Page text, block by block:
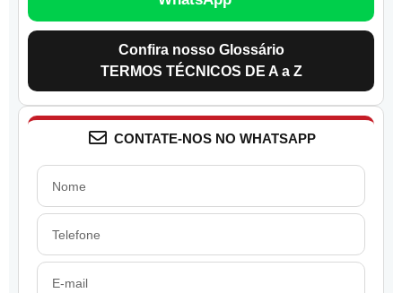
Confira nosso Glossário
TERMOS TÉCNICOS DE A a Z
CONTATE-NOS NO WHATSAPP